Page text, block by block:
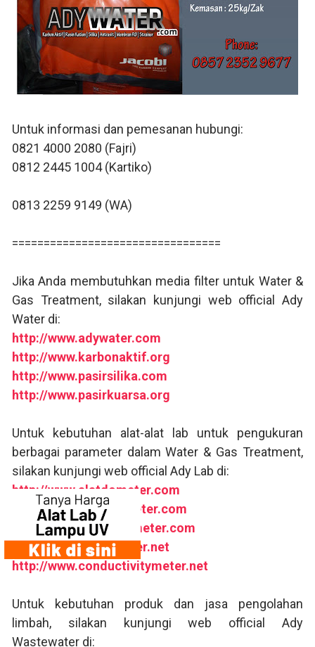
Untuk informasi dan pemesanan hubungi:
0821 4000 2080 (Fajri)
0812 2445 1004 (Kartiko)
0813 2259 9149 (WA)
=================================
Jika Anda membutuhkan media filter untuk Water &
Gas Treatment, silakan kunjungi web official Ady
Water di:
http://www.adywater.com
http://www.karbonaktif.org
http://www.pasirsilika.com
http://www.pasirkuarsa.org
Untuk kebutuhan alat-alat lab untuk pengukuran
berbagai parameter dalam Water & Gas Treatment,
silakan kunjungi web official Ady Lab di:
http://www.alatdometer.com
http://www.bodcodmeter.com
http://www.turbidutymeter.com
http://www.tocanalyzer.net
http://www.conductivitymeter.net
Untuk kebutuhan produk dan jasa pengolahan
limbah, silakan kunjungi web official Ady
Wastewater di: